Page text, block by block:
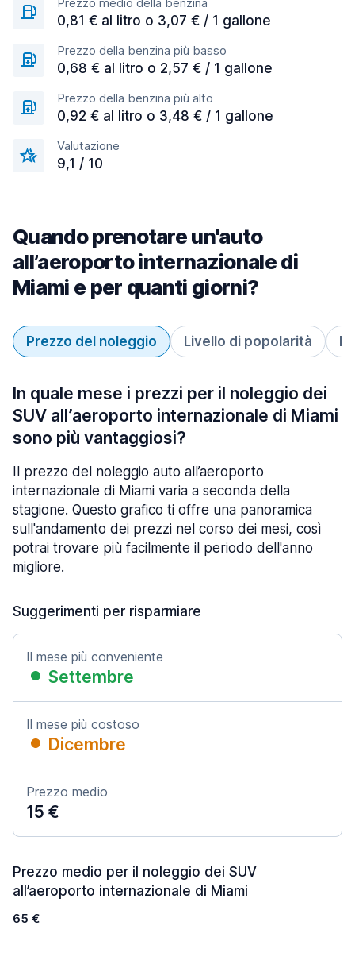
0,81 € al litro o 3,07 € / 1 gallone
Prezzo della benzina più basso
0,68 € al litro o 2,57 € / 1 gallone
Prezzo della benzina più alto
0,92 € al litro o 3,48 € / 1 gallone
Valutazione
9,1 / 10
Quando prenotare un'auto
all’aeroporto internazionale di
Miami e per quanti giorni?
Prezzo del noleggio Livello di popolarità
In quale mese i prezzi per il noleggio dei
SUV all’aeroporto internazionale di Miami
sono più vantaggiosi?
Il prezzo del noleggio auto all’aeroporto
internazionale di Miami varia a seconda della
stagione. Questo grafico ti offre una panoramica
sull'andamento dei prezzi nel corso dei mesi, così
potrai trovare più facilmente il periodo dell'anno
migliore.
Suggerimenti per risparmiare
Il mese più conveniente
Settembre
Il mese più costoso
Dicembre
Prezzo medio
15 €
Prezzo medio per il noleggio dei SUV
all’aeroporto internazionale di Miami
65 €